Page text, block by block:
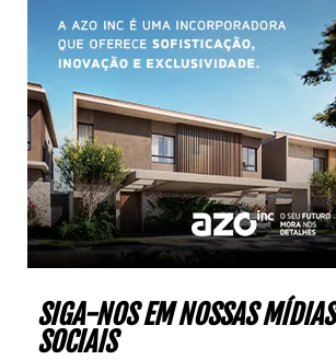
SIGA-NOS EM NOSSAS MÍDIAS
SOCIAIS